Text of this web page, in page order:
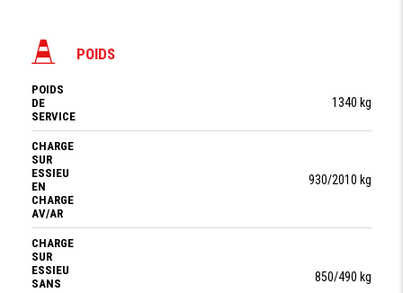
POIDS
POIDS
DE
SERVICE
1340 kg
CHARGE
SUR
ESSIEU
EN
CHARGE
AV/AR
930/2010 kg
CHARGE
SUR
ESSIEU
SANS
850/490 kg